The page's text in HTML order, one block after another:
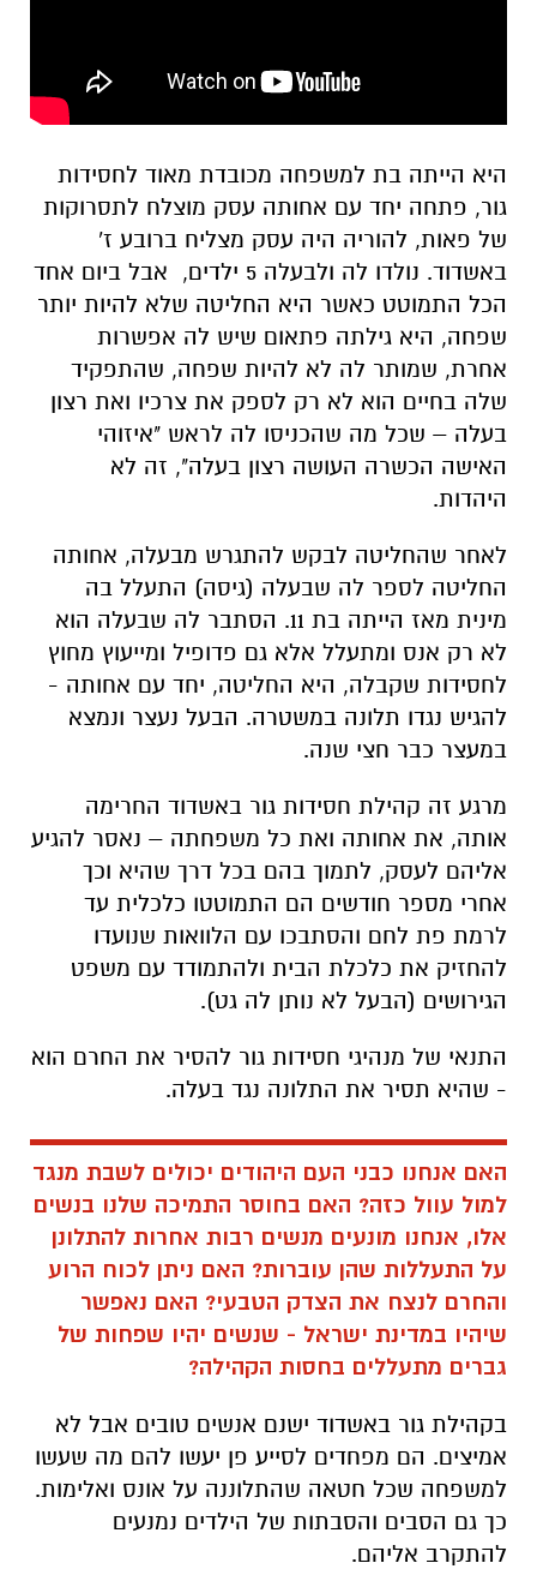
היא הייתה בת למשפחה מכובדת מאוד לחסידות
גור, פתחה יחד עם אחותה עסק מוצלח לתסרוקות
של פאות, להוריה היה עסק מצליח ברובע ז'
באשדוד. נולדו לה ולבעלה 5 ילדים, אבל ביום אחד
הכל התמוטט כאשר היא החליטה שלא להיות יותר
שפחה, היא גילתה פתאום שיש לה אפשרות
אחרת, שמותר לה לא להיות שפחה, שהתפקיד
שלה בחיים הוא לא רק לספק את צרכיו ואת רצון
בעלה – שכל מה שהכניסו לה לראש "איזוהי
האישה הכשרה העושה רצון בעלה", זה לא
היהדות.
לאחר שהחליטה לבקש להתגרש מבעלה, אחותה
החליטה לספר לה שבעלה (גיסה) התעלל בה
מינית מאז הייתה בת 11. הסתבר לה שבעלה הוא
לא רק אנס ומתעלל אלא גם פדופיל ומייעוץ מחוץ
לחסידות שקבלה, היא החליטה, יחד עם אחותה -
להגיש נגדו תלונה במשטרה. הבעל נעצר ונמצא
במעצר כבר חצי שנה.
מרגע זה קהילת חסידות גור באשדוד החרימה
אותה, את אחותה ואת כל משפחתה – נאסר להגיע
אליהם לעסק, לתמוך בהם בכל דרך שהיא וכך
אחרי מספר חודשים הם התמוטטו כלכלית עד
לרמת פת לחם והסתבכו עם הלוואות שנועדו
להחזיק את כלכלת הבית ולהתמודד עם משפט
הגירושים (הבעל לא נותן לה גט).
התנאי של מנהיגי חסידות גור להסיר את החרם הוא
- שהיא תסיר את התלונה נגד בעלה.
האם אנחנו כבני העם היהודים יכולים לשבת מנגד
למול עוול כזה? האם בחוסר התמיכה שלנו בנשים
אלו, אנחנו מונעים מנשים רבות אחרות להתלונן
על התעללות שהן עוברות? האם ניתן לכוח הרוע
והחרם לנצח את הצדק הטבעי? האם נאפשר
שיהיו במדינת ישראל - שנשים יהיו שפחות של
גברים מתעללים בחסות הקהילה?
בקהילת גור באשדוד ישנם אנשים טובים אבל לא
אמיצים. הם מפחדים לסייע פן יעשו להם מה שעשו
למשפחה שכל חטאה שהתלוננה על אונס ואלימות.
כך גם הסבים והסבתות של הילדים נמנעים
להתקרב אליהם.